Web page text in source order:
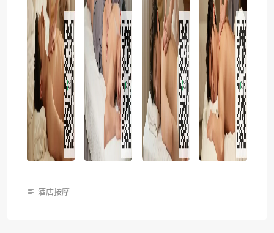
酒店按摩